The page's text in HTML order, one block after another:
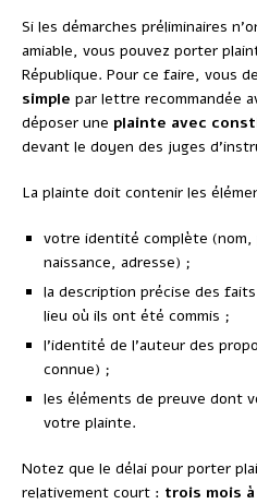
Si les démarches préliminaires
amiable, vous pouvez porter
République. Pour ce faire, vous
simple par lettre recommandée
déposer une plainte avec
devant le doyen des juges
La plainte doit contenir les
votre identité complète
naissance, adresse) ;
la description précise des
lieu où ils ont été commis ;
l’identité de l’auteur des
connue) ;
les éléments de preuve dont
votre plainte.
Notez que le délai pour porter
relativement court : trois mois